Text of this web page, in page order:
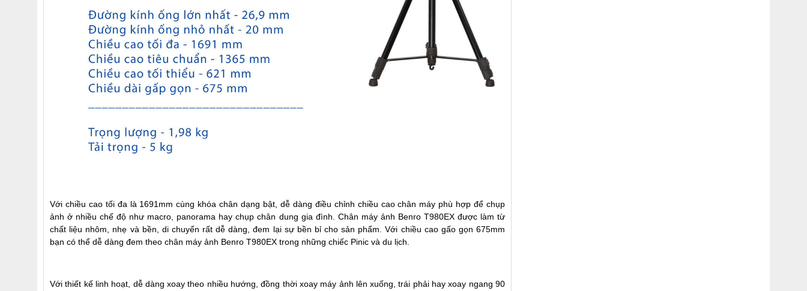
Với chiều cao tối đa là 1691mm cùng khóa chân dạng bật, dễ dàng điều chỉnh chiều cao chân máy phù hợp để chụp
ảnh ở nhiều chế độ như macro, panorama hay chụp chân dung gia đình. Chân máy ảnh Benro T980EX được làm từ
chất liệu nhôm, nhẹ và bền, di chuyển rất dễ dàng, đem lại sự bền bỉ cho sản phẩm. Với chiều cao gấo gọn 675mm
bạn có thể dễ dàng đem theo chân máy ảnh Benro T980EX trong những chiếc Pinic và du lịch.
Với thiết kế linh hoạt, dễ dàng xoay theo nhiều hướng, đồng thời xoay máy ảnh lên xuống, trái phải hay xoay ngang 90